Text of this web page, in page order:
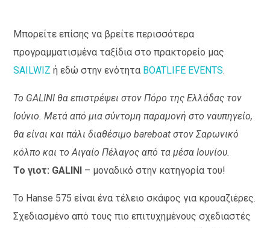
Μπορείτε επίσης να βρείτε περισσότερα
προγραμματισμένα ταξίδια στο πρακτορείο μας
SAILWIZ ή εδώ στην ενότητα BOATLIFE EVENTS.
Το GALINI θα επιστρέψει στον Πόρο της Ελλάδας τον
Ιούνιο. Μετά από μια σύντομη παραμονή στο ναυπηγείο,
θα είναι και πάλι διαθέσιμο bareboat στον Σαρωνικό
κόλπο και το Αιγαίο Πέλαγος από τα μέσα Ιουνίου.
Το γιοτ: GALINI
– μοναδικό στην κατηγορία του!
Το Hanse 575 είναι ένα τέλειο σκάφος για κρουαζιέρες.
Σχεδιασμένο από τους πιο επιτυχημένους σχεδιαστές